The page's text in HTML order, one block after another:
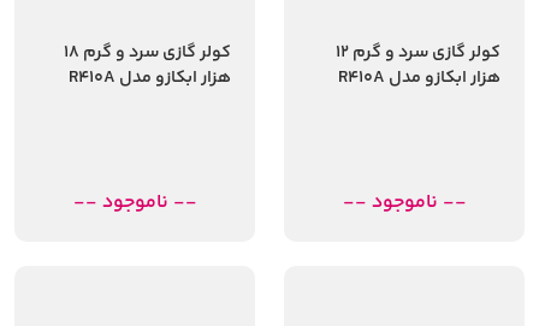
کولر گازی سرد و گرم 12
هزار ابکازو مدل R410A
-- ناموجود --
کولر گازی سرد و گرم 18
هزار ابکازو مدل R410A
-- ناموجود --